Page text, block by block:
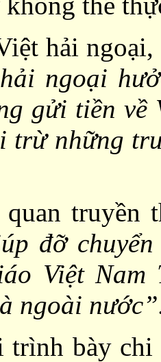
hải
ngoại
gửi tiền về
trừ những
truyền
đỡ
Việt Nam
ngoài
bày chi